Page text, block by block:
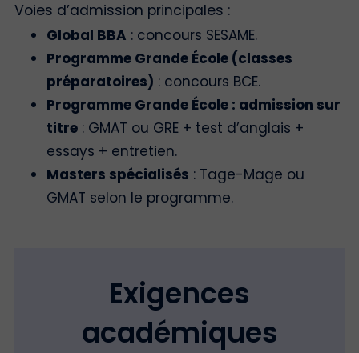
Voies d’admission principales :
Global BBA : concours SESAME.
Programme Grande École (classes
préparatoires) : concours BCE.
Programme Grande École : admission sur
titre: GMAT ou GRE + test d’anglais +
essays + entretien.
Masters spécialisés : Tage-Mage ou
GMAT selon le programme.
Exigences
académiques